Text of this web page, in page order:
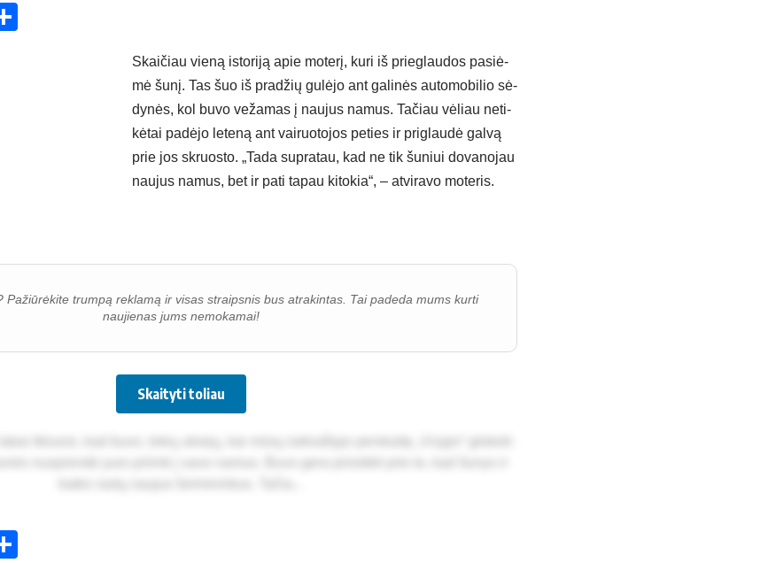
Skai­čiau vie­ną is­to­ri­ją apie mo­te­rį, ku­ri iš prie­glau­dos pa­siė­
mė šu­nį. Tas šuo iš pra­džių gu­lė­jo ant ga­li­nės au­to­mo­bi­lio sė­
dy­nės, kol bu­vo ve­ža­mas į nau­jus na­mus. Ta­čiau vė­liau ne­ti­
kė­tai pa­dė­jo le­te­ną ant vai­ruo­to­jos pe­ties ir pri­glau­dė gal­vą
prie jos skruos­to. „Ta­da su­pra­tau, kad ne tik šu­niui do­va­no­jau
nau­jus na­mus, bet ir pa­ti ta­pau ki­to­kia“, – at­vi­ra­vo mo­te­ris.
Pažiūrėkite trumpą reklamą ir visas straipsnis bus atrakintas. Tai padeda mums kurti
naujienas jums nemokamai!
Skaityti toliau